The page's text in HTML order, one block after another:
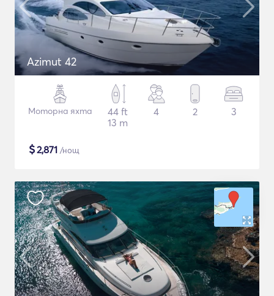
Azimut 42
Моторна яхта
44 ft
13 m
4 2 3
$2,871 /нощ